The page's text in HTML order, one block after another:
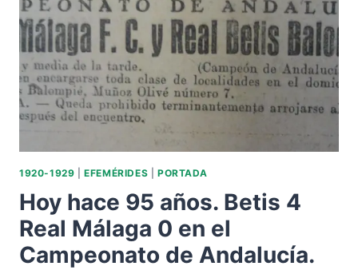
GÓMEZ
«ANGELILLO».
1920-1929 |EFEMÉRIDES PORTADA
Hoy hace 95 años. Betis 4
Real Málaga 0 en el
Campeonato de Andalucía.